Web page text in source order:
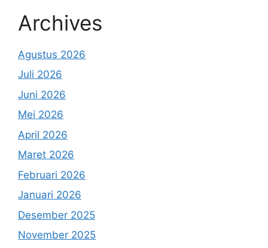
Archives
Agustus 2026
Juli 2026
Juni 2026
Mei 2026
April 2026
Maret 2026
Februari 2026
Januari 2026
Desember 2025
November 2025